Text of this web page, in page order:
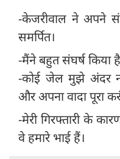
-केजरीवाल ने अपने
समर्पित।
-मैंने बहुत संघर्ष किया
-कोई जेल मुझे अंदर
और अपना वादा पूरा
-मेरी गिरफ्तारी के
वे हमारे भाई हैं।